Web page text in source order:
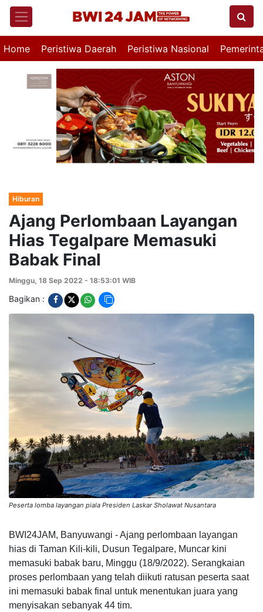
Home Peristiwa Daerah Peristiwa Nasional
Hiburan
Ajang Perlombaan Layangan
Hias Tegalpare Memasuki
Babak Final
Minggu, 18 Sep 2022 - 18:53:01 WIB
Bagikan :
Peserta lomba layangan piala Presiden Laskar Sholawat Nusantara
BWI24JAM, Banyuwangi - Ajang perlombaan layangan
hias di Taman Kili-kili, Dusun Tegalpare, Muncar kini
memasuki babak baru, Minggu (18/9/2022). Serangkaian
proses perlombaan yang telah diikuti ratusan peserta saat
ini memasuki babak final untuk menentukan juara yang
menyisakan sebanyak 44 tim.